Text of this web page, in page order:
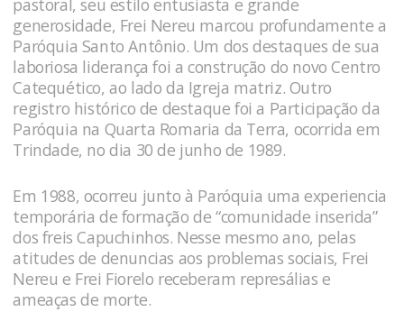
generosidade, Frei Nereu marcou profundamente a
Paróquia Santo Antônio. Um dos destaques de sua
laboriosa liderança foi a construção do novo Centro
Catequético, ao lado da Igreja matriz. Outro
registro histórico de destaque foi a Participação da
Paróquia na Quarta Romaria da Terra, ocorrida em
Trindade, no dia 30 de junho de 1989.
Em 1988, ocorreu junto à Paróquia uma experiencia
temporária de formação de “comunidade inserida”
dos freis Capuchinhos. Nesse mesmo ano, pelas
atitudes de denuncias aos problemas sociais, Frei
Nereu e Frei Fiorelo receberam represálias e
ameaças de morte.